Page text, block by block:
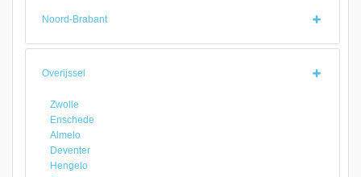
Noord-Brabant
Overijssel
Zwolle
Enschede
Almelo
Deventer
Hengelo